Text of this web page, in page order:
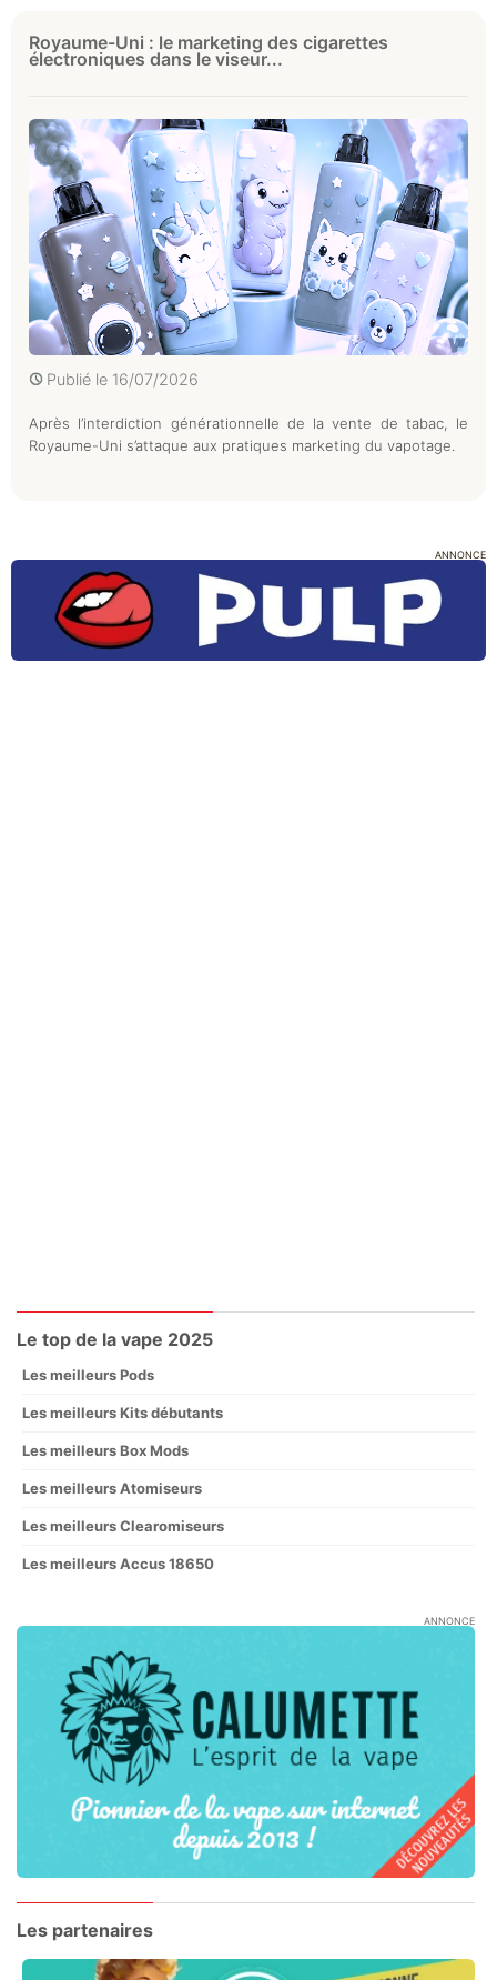
Royaume-Uni : le marketing des cigarettes
électroniques dans le viseur...
Publié le 16/07/2026
Après l’interdiction générationnelle de la vente de tabac, le
Royaume-Uni s’attaque aux pratiques marketing du vapotage.
ANNONCE
Le top de la vape 2025
Les meilleurs Pods
Les meilleurs Kits débutants
Les meilleurs Box Mods
Les meilleurs Atomiseurs
Les meilleurs Clearomiseurs
Les meilleurs Accus 18650
ANNONCE
Les partenaires